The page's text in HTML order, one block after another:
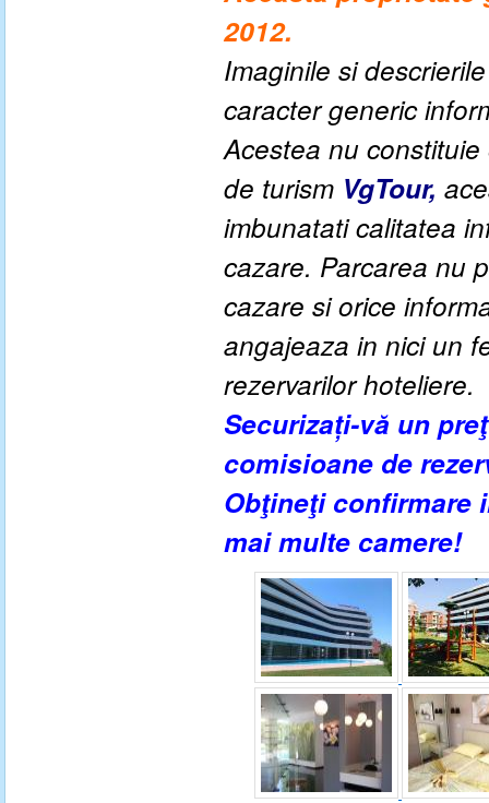
2012.
Imaginile si
caracter generic
Acestea nu
de turism VgTour,
imbunatati calitatea
cazare. Parcarea nu
cazare si orice
angajeaza in nici un
rezervarilor hoteliere.
Securizați-vă un
comisioane de
Obţineţi confirmare
mai multe camere!